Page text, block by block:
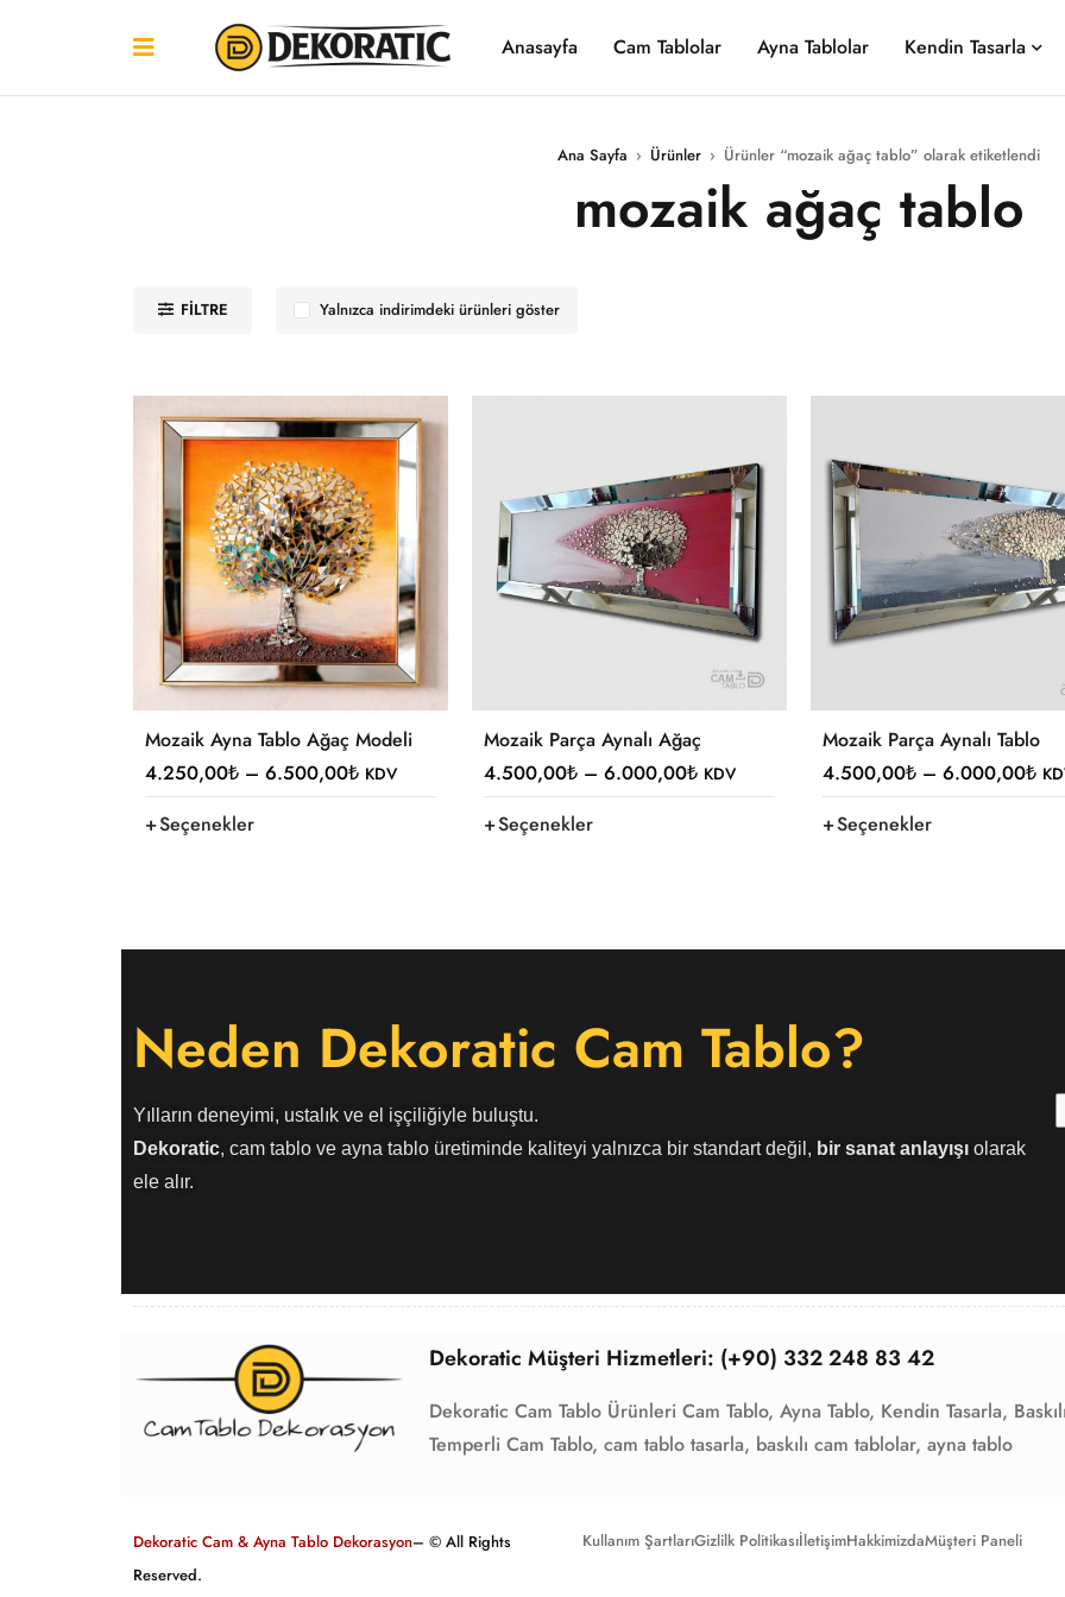
Anasayfa Cam Tablolar Ayna Tablolar Kendin Tasarla
Ana Sayfa › Ürünler › Ürünler “mozaik ağaç tablo” olarak etiketlendi
mozaik ağaç tablo
FILTRE Yalnızca indirimdeki ürünleri göster
Mozaik Ayna Tablo Ağaç Modeli
4.250,00₺ – 6.500,00₺ KDV
Seçenekler
Mozaik Parça Aynalı Ağaç
4.500,00₺ – 6.000,00₺ KDV
Seçenekler
Mozaik Parça Aynalı Tablo
4.500,00₺ – 6.000,00₺
Seçenekler
Neden Dekoratic Cam Tablo?
Yılların deneyimi, ustalık ve el işçiliğiyle buluştu.
Dekoratic, cam tablo ve ayna tablo üretiminde kaliteyi yalnızca bir standart değil, bir sanat anlayışı olarak
ele alır.
Dekoratic Müşteri Hizmetleri: (+90) 332 248 83 42
Dekoratic Cam Tablo Ürünleri Cam Tablo, Ayna Tablo, Kendin Tasarla,
Temperli Cam Tablo, cam tablo tasarla, baskılı cam tablolar, ayna tablo
Dekoratic Cam & Ayna Tablo Dekorasyon– © All Rights
Reserved.
Kullanım ŞartlarıGizlilk PolitikasıİletişimHakkimizdaMüşteri Paneli